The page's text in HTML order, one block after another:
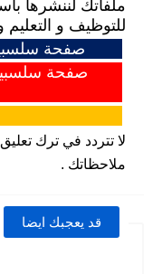
ملفاتك لننشرها
للتوظيف و التعليم
صفحة
صفحة
لا تتردد في ترك
ملاحظاتك .
قد يعجبك ايضا